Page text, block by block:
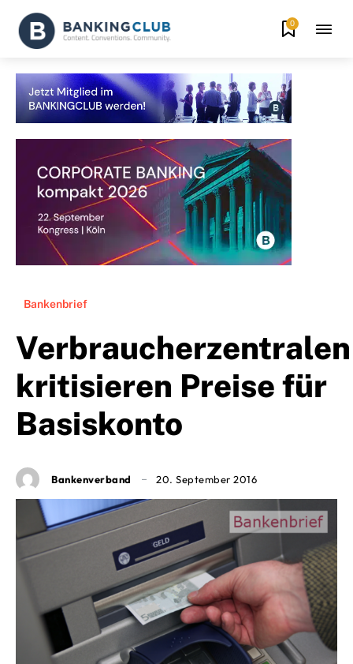
0
Bankenbrief
Verbraucherzentralen
kritisieren Preise für
Basiskonto
Bankenverband 20. September 2016